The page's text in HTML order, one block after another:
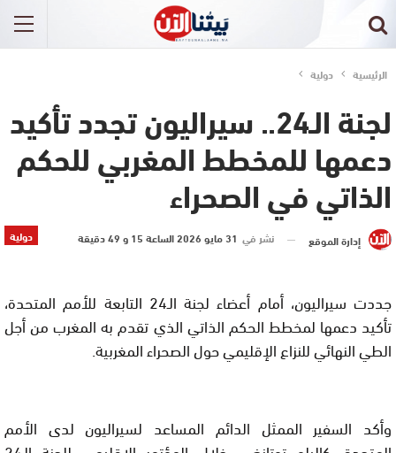
الرئيسية دولية
لجنة الـ24.. سيراليون تجدد تأكيد
دعمها للمخطط المغربي للحكم
الذاتي في الصحراء
دولية إدارة الموقع نشر في 31 مايو 2026 الساعة 15 و 49 دقيقة
جددت سيراليون، أمام أعضاء لجنة الـ24 التابعة للأمم المتحدة،
تأكيد دعمها لمخطط الحكم الذاتي الذي تقدم به المغرب من أجل
الطي النهائي للنزاع الإقليمي حول الصحراء المغربية.
وأكد السفير الممثل الدائم المساعد لسيراليون لدى الأمم